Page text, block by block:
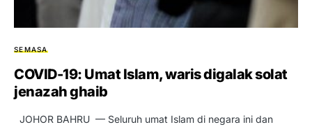
SEMASA
COVID-19: Umat Islam, waris digalak solat
jenazah ghaib
JOHOR BAHRU — Seluruh umat Islam di negara ini dan